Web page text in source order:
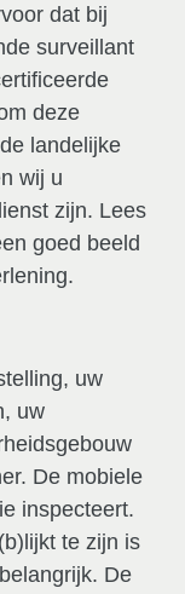
dat bij
surveillant
deze
landelijke
wij u
zijn. Lees
goed beeld
uw
uw
De mobiele
inspecteert.
te zijn is
De